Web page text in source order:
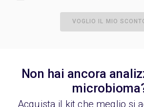
VOGLIO IL MIO
Non hai ancora
Acquista il kit che meglio si